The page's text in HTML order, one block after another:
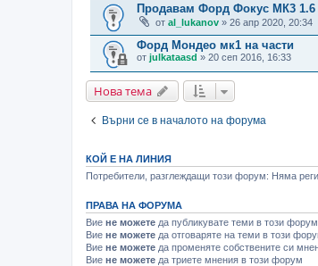
Продавам Форд Фокус МК3 1.6
от al_lukanov » 26 апр 2020, 20:34
Форд Мондео мк1 на части
от julkataasd » 20 сеп 2016, 16:33
Нова тема
Върни се в началото на форума
КОЙ Е НА ЛИНИЯ
Потребители, разглеждащи този форум: Няма
ПРАВА НА ФОРУМА
Вие не можете да публикувате теми в този форум
Вие не можете да отговаряте на теми в този
Вие не можете да променяте собствените си
Вие не можете да триете мнения в този форум